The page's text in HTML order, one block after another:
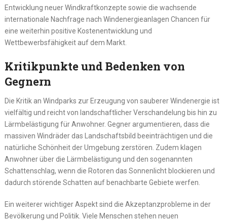
Entwicklung neuer Windkraftkonzepte sowie die wachsende
internationale Nachfrage nach Windenergieanlagen Chancen für
eine weiterhin positive Kostenentwicklung und
Wettbewerbsfähigkeit auf dem Markt.
Kritikpunkte und Bedenken von
Gegnern
Die Kritik an Windparks zur Erzeugung von sauberer Windenergie ist
vielfältig und reicht von landschaftlicher Verschandelung bis hin zu
Lärmbelästigung für Anwohner. Gegner argumentieren, dass die
massiven Windräder das Landschaftsbild beeinträchtigen und die
natürliche Schönheit der Umgebung zerstören. Zudem klagen
Anwohner über die Lärmbelästigung und den sogenannten
Schattenschlag, wenn die Rotoren das Sonnenlicht blockieren und
dadurch störende Schatten auf benachbarte Gebiete werfen.
Ein weiterer wichtiger Aspekt sind die Akzeptanzprobleme in der
Bevölkerung und Politik. Viele Menschen stehen neuen